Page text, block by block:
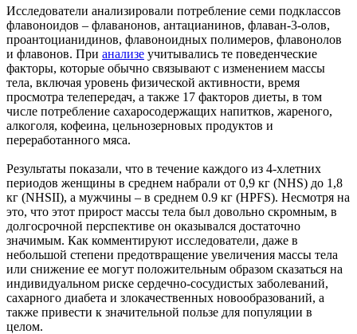
Исследователи анализировали потребление семи подклассов
флавоноидов – флаванонов, антацианинов, флаван-3-олов,
проантоцианидинов, флавоноидных полимеров, флавонолов
и флавонов. При анализе учитывались те поведенческие
факторы, которые обычно связывают с изменением массы
тела, включая уровень физической активности, время
просмотра телепередач, а также 17 факторов диеты, в том
числе потребление сахаросодержащих напитков, жареного,
алкоголя, кофеина, цельнозерновых продуктов и
переработанного мяса.
Результаты показали, что в течение каждого из 4-хлетних
периодов женщины в среднем набрали от 0,9 кг (NHS) до 1,8
кг (NHSII), а мужчины – в среднем 0.9 кг (HPFS). Несмотря на
это, что этот прирост массы тела был довольно скромным, в
долгосрочной перспективе он оказывался достаточно
значимым. Как комментируют исследователи, даже в
небольшой степени предотвращение увеличения массы тела
или снижение ее могут положительным образом сказаться на
индивидуальном риске сердечно-сосудистых заболеваний,
сахарного диабета и злокачественных новообразований, а
также привести к значительной пользе для популяции в
целом.